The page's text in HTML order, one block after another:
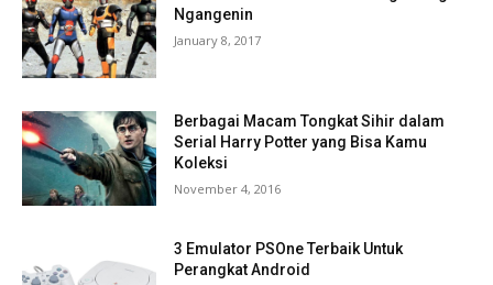
Ngangenin
January 8, 2017
Berbagai Macam Tongkat Sihir dalam
Serial Harry Potter yang Bisa Kamu
Koleksi
November 4, 2016
3 Emulator PSOne Terbaik Untuk
Perangkat Android